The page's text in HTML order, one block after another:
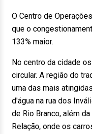
O Centro de
que o
133% maior.
No centro da cidade
circular. A região do
uma das mais
d'água na rua dos
de Rio Branco, além
Relação, onde os